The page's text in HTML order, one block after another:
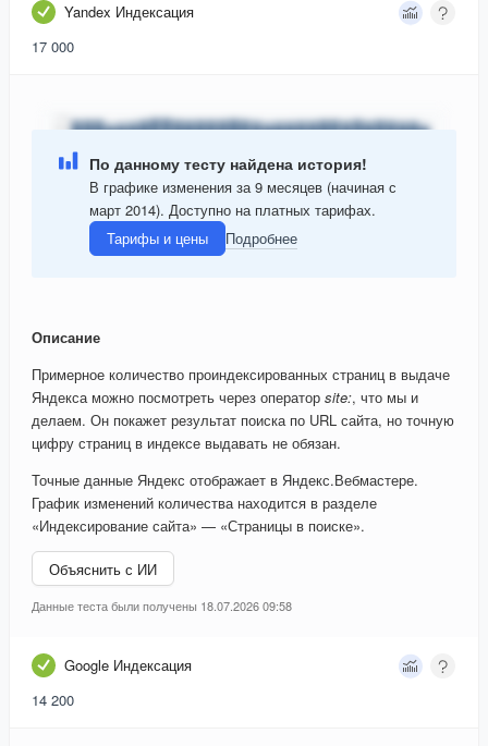
Yandex Индексация
17 000
По данному тесту найдена история!
В графике изменения за 9 месяцев (начиная с
март 2014). Доступно на платных тарифах.
Тарифы и цены
Подробнее
Описание
Примерное количество проиндексированных страниц в выдаче
Яндекса можно посмотреть через оператор site:, что мы и
делаем. Он покажет результат поиска по URL сайта, но точную
цифру страниц в индексе выдавать не обязан.
Точные данные Яндекс отображает в Яндекс.Вебмастере.
График изменений количества находится в разделе
«Индексирование сайта» — «Страницы в поиске».
Объяснить с ИИ
Данные теста были получены 18.07.2026 09:58
Google Индексация
14 200